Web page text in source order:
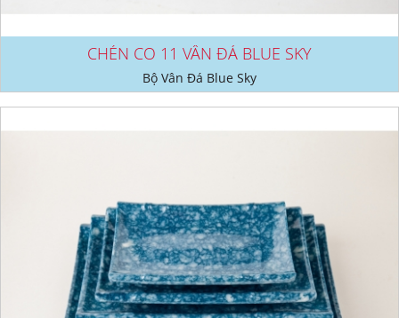
CHÉN CO 11 VÂN ĐÁ BLUE SKY
Bộ Vân Đá Blue Sky